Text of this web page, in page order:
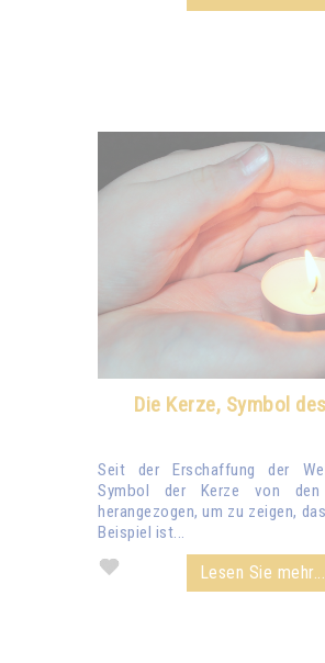
Die Kerze, Symbol
Seit der Erschaffung der
Symbol der Kerze von den
herangezogen, um zu zeigen,
Beispiel ist...
Lesen Sie mehr...